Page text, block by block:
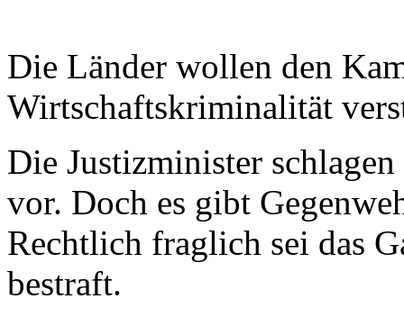
Die Länder wollen den
Wirtschaftskriminalität
Die Justizminister
vor. Doch es gibt
Rechtlich fraglich sei das
bestraft.